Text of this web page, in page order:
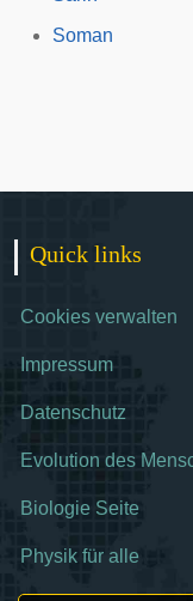
Soman
Quick links
Cookies verwalten
Impressum
Datenschutz
Evolution des
Biologie Seite
Physik für alle